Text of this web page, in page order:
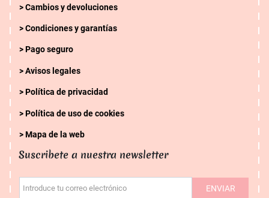
Cambios y devoluciones
Condiciones y garantías
Pago seguro
Avisos legales
Política de privacidad
Política de uso de cookies
Mapa de la web
Suscribete a nuestra newsletter
Introduce tu correo electrónico ENVIAR